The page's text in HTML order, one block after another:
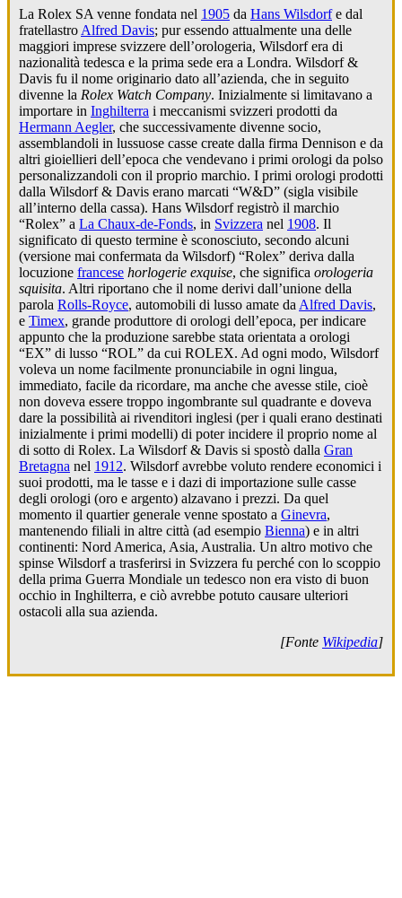
La Rolex SA venne fondata nel 1905 da Hans Wilsdorfe dal
fratellastro Alfred Davis; pur essendo attualmente una delle
maggiori imprese svizzere dell’orologeria, Wilsdorf era di
nazionalità tedesca e la prima sede era a Londra. Wilsdorf &
Davis fu il nome originario dato all’azienda, che in seguito
divenne la Rolex Watch Company. Inizialmente si limitavano a
importare in Inghilterra i meccanismi svizzeri prodotti da
Hermann Aegler, che successivamente divenne socio,
assemblandoli in lussuose casse create dalla firma Dennison e da
altri gioiellieri dell’epoca che vendevano i primi orologi da polso
personalizzandoli con il proprio marchio. I primi orologi prodotti
dalla Wilsdorf & Davis erano marcati “W&D” (sigla visibile
all’interno della cassa). Hans Wilsdorf registrò il marchio
“Rolex” a La Chaux-de-Fonds, in Svizzera nel 1908. Il
significato di questo termine è sconosciuto, secondo alcuni
(versione mai confermata da Wilsdorf) “Rolex” deriva dalla
locuzione francese horlogerie exquise, che significa orologeria
squisita. Altri riportano che il nome derivi dall’unione della
parola Rolls-Royce, automobili di lusso amate da Alfred Davis,
e Timex, grande produttore di orologi dell’epoca, per indicare
appunto che la produzione sarebbe stata orientata a orologi
“EX” di lusso “ROL” da cui ROLEX. Ad ogni modo, Wilsdorf
voleva un nome facilmente pronunciabile in ogni lingua,
immediato, facile da ricordare, ma anche che avesse stile, cioè
non doveva essere troppo ingombrante sul quadrante e doveva
dare la possibilità ai rivenditori inglesi (per i quali erano destinati
inizialmente i primi modelli) di poter incidere il proprio nome al
di sotto di Rolex. La Wilsdorf & Davis si spostò dalla Gran
Bretagna nel 1912. Wilsdorf avrebbe voluto rendere economici i
suoi prodotti, ma le tasse e i dazi di importazione sulle casse
degli orologi (oro e argento) alzavano i prezzi. Da quel
momento il quartier generale venne spostato a Ginevra,
mantenendo filiali in altre città (ad esempio Bienna) e in altri
continenti: Nord America, Asia, Australia. Un altro motivo che
spinse Wilsdorf a trasferirsi in Svizzera fu perché con lo scoppio
della prima Guerra Mondiale un tedesco non era visto di buon
occhio in Inghilterra, e ciò avrebbe potuto causare ulteriori
ostacoli alla sua azienda.
[Fonte Wikipedia]